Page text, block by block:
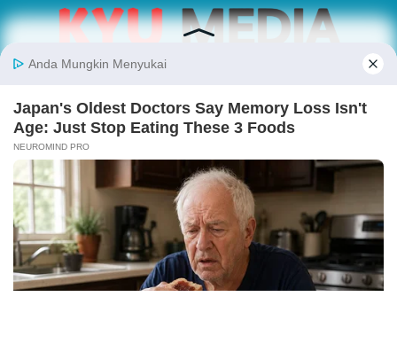
Kabarbaru.co menyajikan berita aktual dan
inspiratif dari sudut pandang berbaik sangka
Follow Kabarbaru